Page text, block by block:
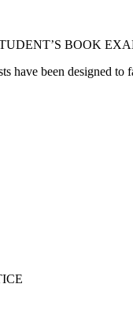
BOOK
have been designed